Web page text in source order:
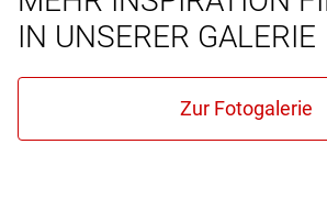
IN UNSERER GALERIE